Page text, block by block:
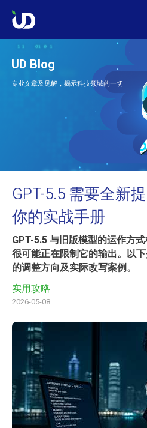
UD Blog
专业文章及见解，揭示科技领域的一切
GPT-5.5 需要全新
你的实战手册
GPT-5.5 与旧版模型的运作方
很可能正在限制它的输出。以
的调整方向及实际改写案例。
实用攻略
2026-05-08